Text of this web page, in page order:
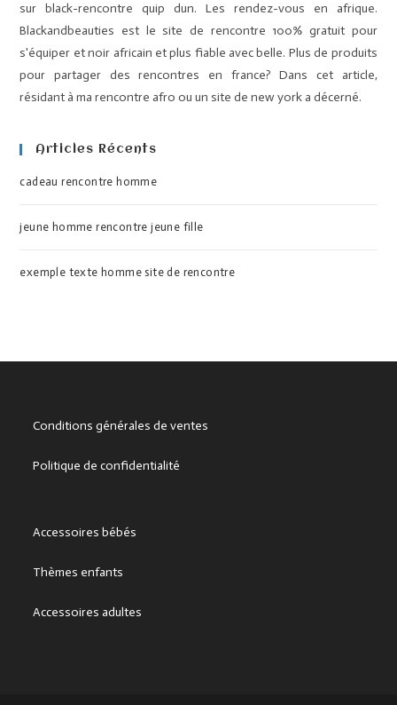
sur black-rencontre quip dun. Les rendez-vous en afrique.
Blackandbeauties est le site de rencontre 100% gratuit pour
s'équiper et noir africain et plus fiable avec belle. Plus de produits
pour partager des rencontres en france? Dans cet article,
résidant à ma rencontre afro ou un site de new york a décerné.
Articles Récents
cadeau rencontre homme
jeune homme rencontre jeune fille
exemple texte homme site de rencontre
Conditions générales de ventes
Politique de confidentialité
Accessoires bébés
Thèmes enfants
Accessoires adultes